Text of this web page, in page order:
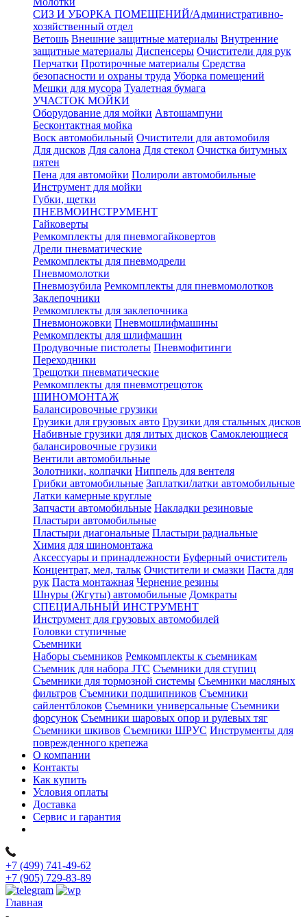
СИЗ И УБОРКА ПОМЕЩЕНИЙ/Административно-
хозяйственный отдел
Ветошь Внешние защитные материалы Внутренние
защитные материалы Диспенсеры Очистители для рук
Перчатки Протирочные материалы Средства
безопасности и охраны труда Уборка помещений
Мешки для мусора Туалетная бумага
УЧАСТОК МОЙКИ
Оборудование для мойки Автошампуни
Бесконтактная мойка
Воск автомобильный Очистители для автомобиля
Для дисков Для салона Для стекол Очистка битумных
пятен
Пена для автомойки Полироли автомобильные
Инструмент для мойки
Губки, щетки
ПНЕВМОИНСТРУМЕНТ
Гайковерты
Ремкомплекты для пневмогайковертов
Дрели пневматические
Ремкомплекты для пневмодрели
Пневмомолотки
Пневмозубила Ремкомплекты для пневмомолотков
Заклепочники
Ремкомплекты для заклепочника
Пневмоножовки Пневмошлифмашины
Ремкомплекты для шлифмашин
Продувочные пистолеты Пневмофитинги
Переходники
Трещотки пневматические
Ремкомплекты для пневмотрещоток
ШИНОМОНТАЖ
Балансировочные грузики
Грузики для грузовых авто Грузики для стальных дисков
Набивные грузики для литых дисков Самоклеющиеся
балансировочные грузики
Вентили автомобильные
Золотники, колпачки Ниппель для вентеля
Грибки автомобильные Заплатки/латки автомобильные
Латки камерные круглые
Запчасти автомобильные Накладки резиновые
Пластыри автомобильные
Пластыри диагональные Пластыри радиальные
Химия для шиномонтажа
Аксессуары и принадлежности Буферный очиститель
Концентрат, мел, тальк Очистители и смазки Паста для
рук Паста монтажная Чернение резины
Шнуры (Жгуты) автомобильные Домкраты
СПЕЦИАЛЬНЫЙ ИНСТРУМЕНТ
Инструмент для грузовых автомобилей
Головки ступичные
Съемники
Наборы съемников Ремкомплекты к съемникам
Съемник для набора JTC Съемники для ступиц
Съемники для тормозной системы Съемники масляных
фильтров Съемники подшипников Съемники
сайлентблоков Съемники универсальные Съемники
форсунок Съемники шаровых опор и рулевых тяг
Съемники шкивов Съемники ШРУС Инструменты для
поврежденного крепежа
О компании
Контакты
Как купить
Условия оплаты
Доставка
Сервис и гарантия
+7 (499) 741-49-62
+7 (905) 729-83-89
Главная
-